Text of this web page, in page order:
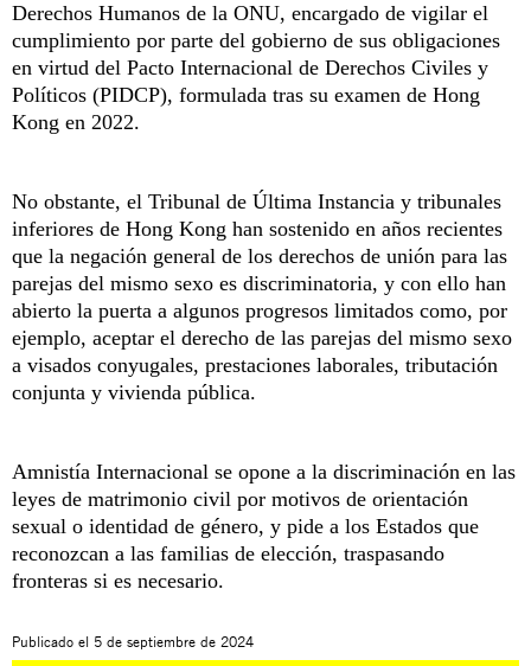
Derechos Humanos de la ONU, encargado de vigilar el
cumplimiento por parte del gobierno de sus obligaciones
en virtud del Pacto Internacional de Derechos Civiles y
Políticos (PIDCP), formulada tras su examen de Hong
Kong en 2022.
No obstante, el Tribunal de Última Instancia y tribunales
inferiores de Hong Kong han sostenido en años recientes
que la negación general de los derechos de unión para las
parejas del mismo sexo es discriminatoria, y con ello han
abierto la puerta a algunos progresos limitados como, por
ejemplo, aceptar el derecho de las parejas del mismo sexo
a visados conyugales, prestaciones laborales, tributación
conjunta y vivienda pública.
Amnistía Internacional se opone a la discriminación en las
leyes de matrimonio civil por motivos de orientación
sexual o identidad de género, y pide a los Estados que
reconozcan a las familias de elección, traspasando
fronteras si es necesario.
Publicado el 5 de septiembre de 2024